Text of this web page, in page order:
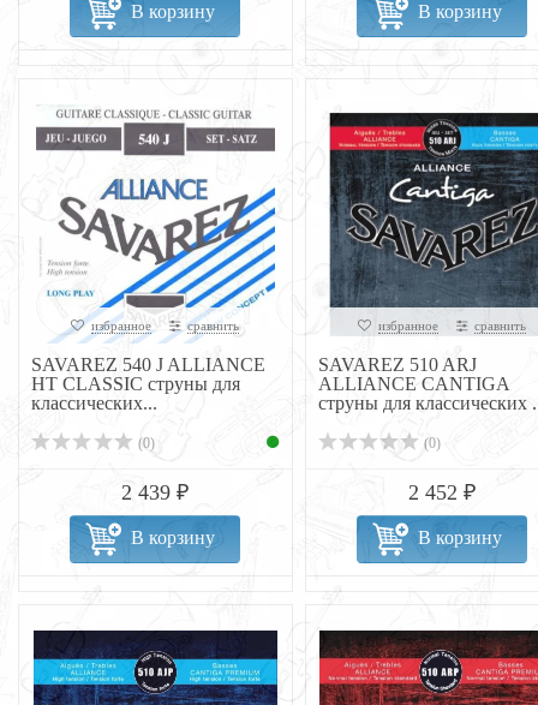
В корзину В корзину
избранное сравнить
SAVAREZ 540 J ALLIANCE
HT CLASSIC струны для
классических...
(0)
2 439 ₽
В корзину
избранное сравнить
SAVAREZ 510 ARJ
ALLIANCE CANTIGA
струны для классических
(0)
2 452 ₽
В корзину